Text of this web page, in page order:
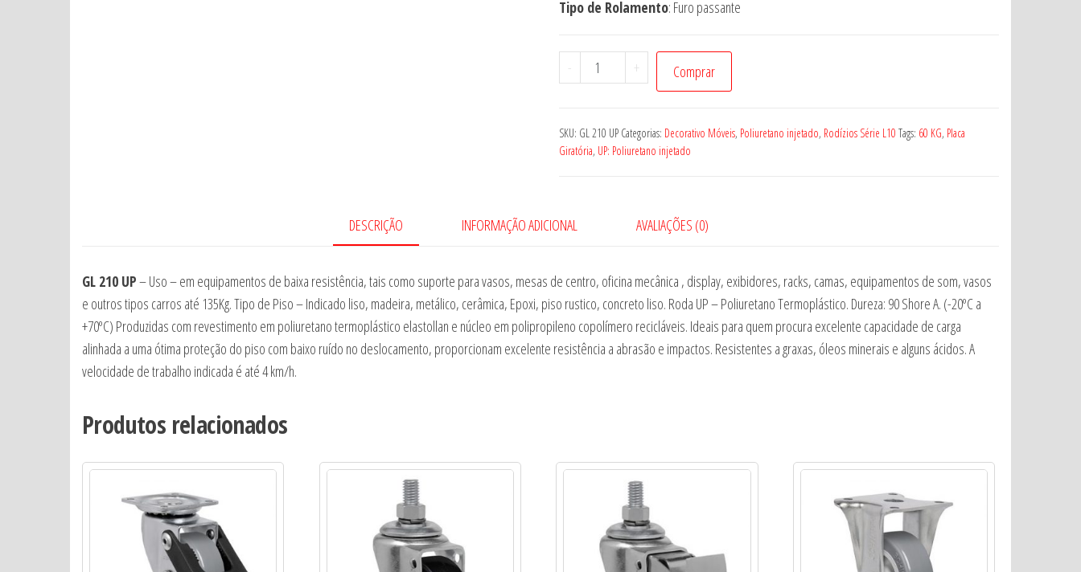
Tipo de Rolamento: Furo passante
-
Rodízio
GL
UP
quantidade
+ Comprar
SKU: GL 210 UP Categorias: Decorativo Móveis, Poliuretano injetado, Rodízios Série L10 Tags: 60 KG, Placa
Giratória, UP: Poliuretano injetado
DESCRIÇÃO INFORMAÇÃO ADICIONAL AVALIAÇÕES (0)
GL 210 UP– Uso – em equipamentos de baixa resistência, tais como suporte para vasos, mesas de centro, oficina mecânica , display, exibidores, racks, camas, equipamentos de som, vasos
e outros tipos carros até 135Kg. Tipo de Piso – Indicado liso, madeira, metálico, cerâmica, Epoxi, piso rustico, concreto liso. Roda UP – Poliuretano Termoplástico. Dureza: 90 Shore A. (-20ºC a
+70ºC) Produzidas com revestimento em poliuretano termoplástico elastollan e núcleo em polipropileno copolímero recicláveis. Ideais para quem procura excelente capacidade de carga
alinhada a uma ótima proteção do piso com baixo ruído no deslocamento, proporcionam excelente resistência a abrasão e impactos. Resistentes a graxas, óleos minerais e alguns ácidos. A
velocidade de trabalho indicada é até 4 km/h.
Produtos relacionados